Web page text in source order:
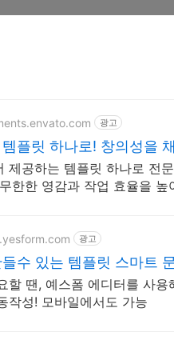
광고
플릿 하나로! 창의성을
제공하는 템플릿 하나로 전
한한 영감과 작업 효율을 높
광고
수 있는 템플릿 스마트
할 땐, 예스폼 에디터를 사용
작성! 모바일에서도 가능